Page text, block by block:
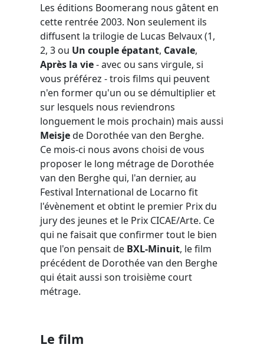
Les éditions Boomerang nous gâtent en
cette rentrée 2003. Non seulement ils
diffusent la trilogie de Lucas Belvaux (1,
2, 3 ou Un couple épatant, Cavale,
Après la vie- avec ou sans virgule, si
vous préférez - trois films qui peuvent
n'en former qu'un ou se démultiplier et
sur lesquels nous reviendrons
longuement le mois prochain) mais aussi
Meisjede Dorothée van den Berghe.
Ce mois-ci nous avons choisi de vous
proposer le long métrage de Dorothée
van den Berghe qui, l'an dernier, au
Festival International de Locarno fit
l'évènement et obtint le premier Prix du
jury des jeunes et le Prix CICAE/Arte. Ce
qui ne faisait que confirmer tout le bien
que l'on pensait de BXL-Minuit, le film
précédent de Dorothée van den Berghe
qui était aussi son troisième court
métrage.
Le film